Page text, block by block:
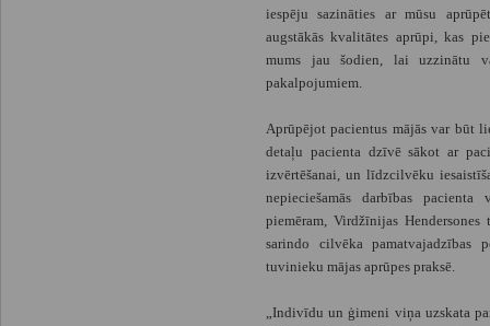
iespēju sazināties ar mūsu
augstākās kvalitātes aprūpi, kas
mums jau šodien, lai uzzinātu
pakalpojumiem.
Aprūpējot pacientus mājās var būt
detaļu pacienta dzīvē sākot ar
izvērtēšanai, un līdzcilvēku
nepieciešamās darbības
piemēram, Virdžīnijas
sarindo cilvēka pamatvajadzības
tuvinieku mājas aprūpes praksē.
„Indivīdu un ģimeni viņa uzskata